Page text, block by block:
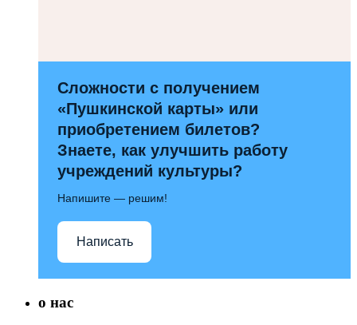
Сложности с получением
«Пушкинской карты» или
приобретением билетов?
Знаете, как улучшить работу
учреждений культуры?
Напишите — решим!
Написать
о нас